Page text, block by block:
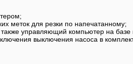
меток для резки по напечатанному;
управляющий компьютер на
выключения насоса в